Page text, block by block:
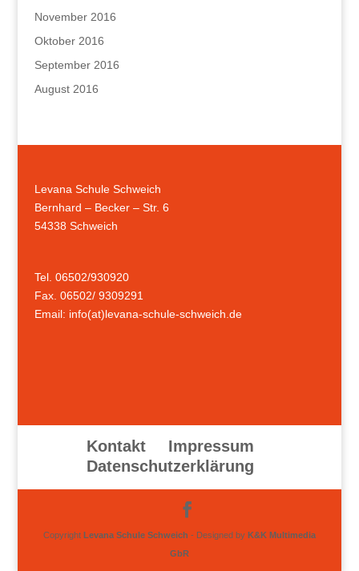
November 2016
Oktober 2016
September 2016
August 2016
Levana Schule Schweich
Bernhard – Becker – Str. 6
54338 Schweich
Tel. 06502/930920
Fax. 06502/ 9309291
Email: info(at)levana-schule-schweich.de
Kontakt
Impressum
Datenschutzerklärung
Copyright Levana Schule Schweich - Designed by K&K Multimedia
GbR